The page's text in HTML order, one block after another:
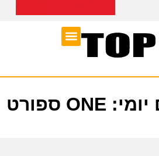
לוח שידורים יומי: ONE ספורט